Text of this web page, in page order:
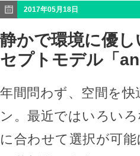
2017年05月18日
静かで環境に優
セプトモデル「
年間問わず、空間を
ン。最近ではいろい
に合わせて選択が可